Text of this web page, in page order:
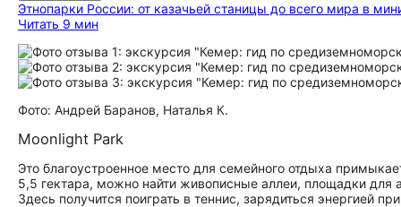
Этнопарки России: от казачьей станицы до всего мира в
Читать 9 мин
Фото: Андрей Баранов, Наталья К.
Moonlight Park
Это благоустроенное место для семейного отдыха
5,5 гектара, можно найти живописные аллеи, площадки для
Здесь получится поиграть в теннис, зарядиться энергией